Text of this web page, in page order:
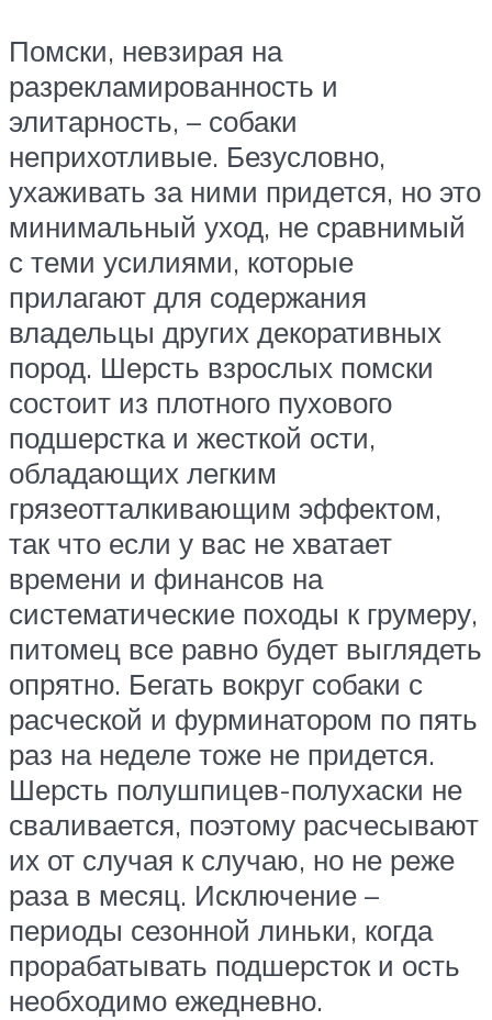
Помски, невзирая на
разрекламированность и
элитарность, – собаки
неприхотливые. Безусловно,
ухаживать за ними придется, но это
минимальный уход, не сравнимый
с теми усилиями, которые
прилагают для содержания
владельцы других декоративных
пород. Шерсть взрослых помски
состоит из плотного пухового
подшерстка и жесткой ости,
обладающих легким
грязеотталкивающим эффектом,
так что если у вас не хватает
времени и финансов на
систематические походы к грумеру,
питомец все равно будет выглядеть
опрятно. Бегать вокруг собаки с
расческой и фурминатором по пять
раз на неделе тоже не придется.
Шерсть полушпицев-полухаски не
сваливается, поэтому расчесывают
их от случая к случаю, но не реже
раза в месяц. Исключение –
периоды сезонной линьки, когда
прорабатывать подшерсток и ость
необходимо ежедневно.